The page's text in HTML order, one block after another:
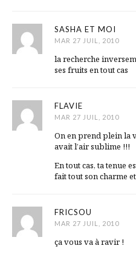
SASHA ET MOI
MAR 27 JUIL, 2010
la recherche
ses fruits en tout cas
FLAVIE
MAR 27 JUIL, 2010
On en prend plein la
avait l’air sublime !!!
En tout cas, ta tenue
fait tout son charme
FRICSOU
MAR 27 JUIL, 2010
ça vous va à ravir !